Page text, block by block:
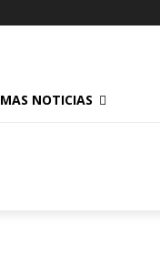
MAS NOTICIAS